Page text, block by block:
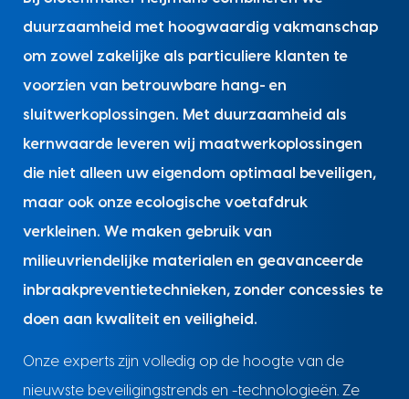
duurzaamheid met hoogwaardig vakmanschap
om zowel zakelijke als particuliere klanten te
voorzien van betrouwbare hang- en
sluitwerkoplossingen. Met duurzaamheid als
kernwaarde leveren wij maatwerkoplossingen
die niet alleen uw eigendom optimaal beveiligen,
maar ook onze ecologische voetafdruk
verkleinen. We maken gebruik van
milieuvriendelijke materialen en geavanceerde
inbraakpreventietechnieken, zonder concessies te
doen aan kwaliteit en veiligheid.
Onze experts zijn volledig op de hoogte van de
nieuwste beveiligingstrends en -technologieën. Ze